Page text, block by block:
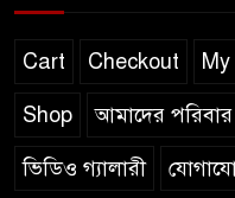
Cart Checkout
Shop আমাদের পরিবার
ভিডিও গ্যালারী